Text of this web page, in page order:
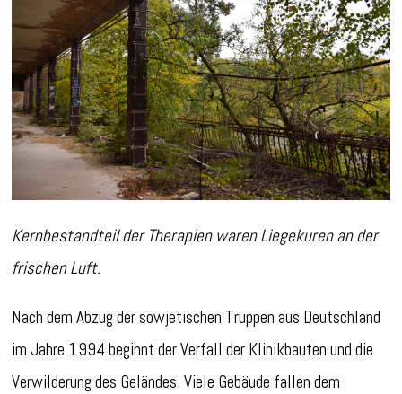
Kernbestandteil der Therapien waren Liegekuren an der
frischen Luft.
Nach dem Abzug der sowjetischen Truppen aus Deutschland
im Jahre 1994 beginnt der Verfall der Klinikbauten und die
Verwilderung des Geländes. Viele Gebäude fallen dem